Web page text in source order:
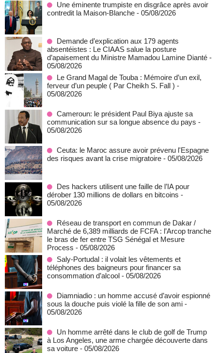
Une éminente trumpiste en disgrâce après avoir
contredit la Maison-Blanche - 05/08/2026
Demande d’explication aux 179 agents
absentéistes : Le CIAAS salue la posture
d’apaisement du Ministre Mamadou Lamine Dianté -
05/08/2026
Le Grand Magal de Touba : Mémoire d’un exil,
ferveur d’un peuple ( Par Cheikh S. Fall ) -
05/08/2026
Cameroun: le président Paul Biya ajuste sa
communication sur sa longue absence du pays -
05/08/2026
Ceuta: le Maroc assure avoir prévenu l'Espagne
des risques avant la crise migratoire - 05/08/2026
Des hackers utilisent une faille de l’IA pour
dérober 130 millions de dollars en bitcoins -
05/08/2026
Réseau de transport en commun de Dakar /
Marché de 6,389 milliards de FCFA : l’Arcop tranche
le bras de fer entre TSG Sénégal et Mesure
Process - 05/08/2026
Saly-Portudal : il volait les vêtements et
téléphones des baigneurs pour financer sa
consommation d’alcool - 05/08/2026
Diamniadio : un homme accusé d’avoir espionné
sous la douche puis violé la fille de son ami -
05/08/2026
Un homme arrêté dans le club de golf de Trump
à Los Angeles, une arme chargée découverte dans
sa voiture - 05/08/2026